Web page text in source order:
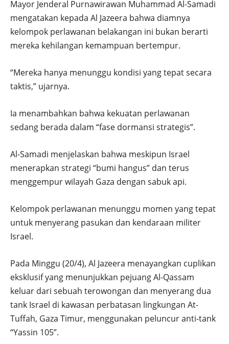
Mayor Jenderal Purnawirawan Muhammad Al-Samadi
mengatakan kepada Al Jazeera bahwa diamnya
kelompok perlawanan belakangan ini bukan berarti
mereka kehilangan kemampuan bertempur.
“Mereka hanya menunggu kondisi yang tepat secara
taktis,” ujarnya.
Ia menambahkan bahwa kekuatan perlawanan
sedang berada dalam “fase dormansi strategis”.
Al-Samadi menjelaskan bahwa meskipun Israel
menerapkan strategi “bumi hangus” dan terus
menggempur wilayah Gaza dengan sabuk api.
Kelompok perlawanan menunggu momen yang tepat
untuk menyerang pasukan dan kendaraan militer
Israel.
Pada Minggu (20/4), Al Jazeera menayangkan cuplikan
eksklusif yang menunjukkan pejuang Al-Qassam
keluar dari sebuah terowongan dan menyerang dua
tank Israel di kawasan perbatasan lingkungan At-
Tuffah, Gaza Timur, menggunakan peluncur anti-tank
“Yassin 105”.